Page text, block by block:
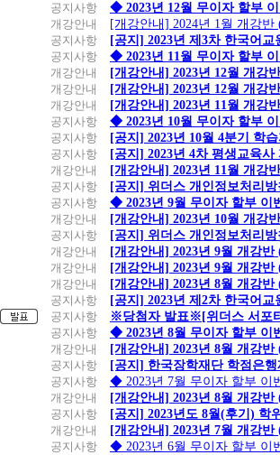
공지사항
◆ 2023년 12월 무이자 할부
개강안내
[개강안내] 2024년 1월 개강반
공지사항
[공지] 2023년 제3차 한국어
공지사항
◆ 2023년 11월 무이자 할부
개강안내
[개강안내] 2023년 12월 개강
개강안내
[개강안내] 2023년 12월 개강
개강안내
[개강안내] 2023년 11월 개강
공지사항
◆ 2023년 10월 무이자 할부
공지사항
[공지] 2023년 10월 4분기 학
공지사항
[공지] 2023년 4차 평생교육사
개강안내
[개강안내] 2023년 11월 개강
공지사항
[공지] 위더스 개인정보처리
공지사항
◆ 2023년 9월 무이자 할부 이
개강안내
[개강안내] 2023년 10월 개강
공지사항
[공지] 위더스 개인정보처리
개강안내
[개강안내] 2023년 9월 개강반
개강안내
[개강안내] 2023년 9월 개강반
개강안내
[개강안내] 2023년 8월 개강반
공지사항
[공지] 2023년 제2차 한국어
공지사항
※당첨자 발표※[위더스 서포
공지사항
◆ 2023년 8월 무이자 할부 이
개강안내
[개강안내] 2023년 8월 개강반
공지사항
[공지] 한국장학재단 학점은
공지사항
◆ 2023년 7월 무이자 할부 이
개강안내
[개강안내] 2023년 8월 개강반
공지사항
[공지] 2023년도 8월(후기) 학
개강안내
[개강안내] 2023년 7월 개강반
공지사항
◆ 2023년 6월 무이자 할부 이